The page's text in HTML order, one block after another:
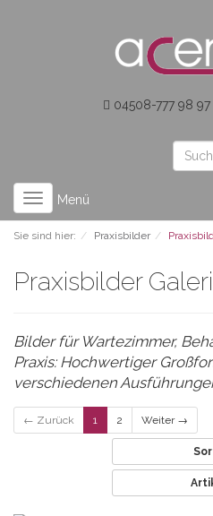
04508-777 98 97
Toggle
navigation
Menü
Sie sind hier: Praxisbilder
Praxisbilder
Bilder für Wartezimmer,
Praxis: Hochwertiger
verschiedenen
← Zurück 1 2 Weiter →